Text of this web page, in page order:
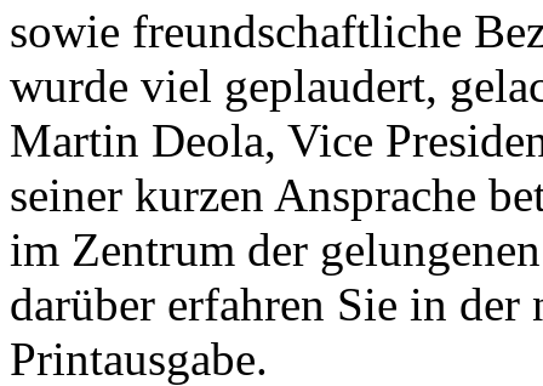
sowie freundschaftliche
wurde viel geplaudert,
Martin Deola, Vice
seiner kurzen Ansprache
im Zentrum der
darüber erfahren Sie in
Printausgabe.